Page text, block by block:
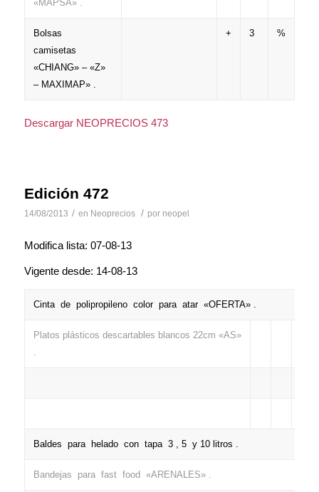
«MAPSA» .
Bolsas
camisetas
«CHIANG» – «Z»
– MAXIMAP» .
+ 3 %
Descargar NEOPRECIOS 473
Edición 472
14/08/2013 / en Neoprecios / por neopel
Modifica lista: 07-08-13
Vigente desde: 14-08-13
Cinta de polipropileno color para atar «OFERTA» .
Platos plásticos descartables blancos 22cm «AS»
.
Baldes para helado con tapa 3 , 5 y 10 litros .
Bandejas para fast food «ARENALES» .